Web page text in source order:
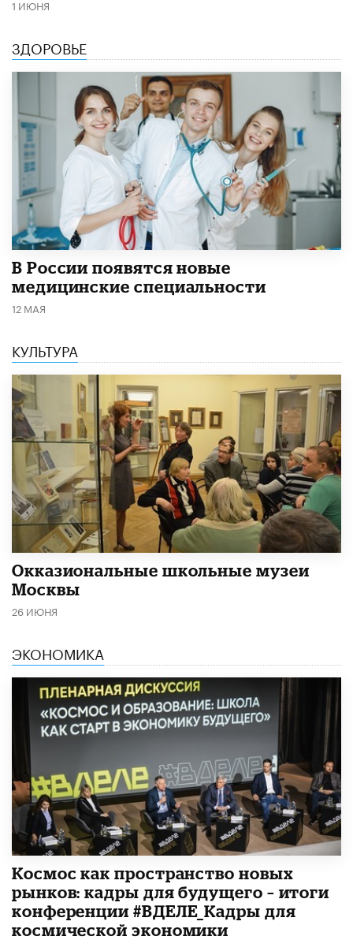
1 ИЮНЯ
ЗДОРОВЬЕ
В России появятся новые
медицинские специальности
12 МАЯ
КУЛЬТУРА
​Окказиональные школьные музеи
Москвы
26 ИЮНЯ
ЭКОНОМИКА
Космос как пространство новых
рынков: кадры для будущего – итоги
конференции #ВДЕЛЕ_Кадры для
космической экономики